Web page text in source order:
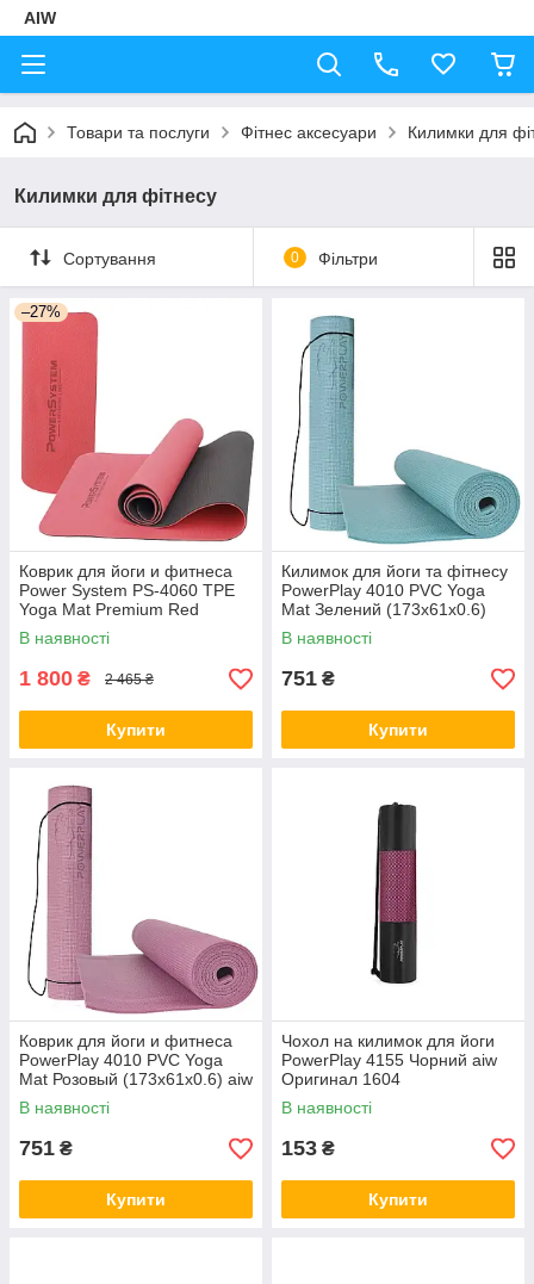
AIW
Товари та послуги Фітнес аксесуари Килимки для
Килимки для фітнесу
Сортування 0 Фільтри
–27%
Коврик для йоги и фитнеса
Power System PS-4060 TPE
Yoga Mat Premium Red
(183х61х0.6) aiw Оригинал
2703
В наявності
1 800 ₴ 2 465 ₴
Купити
Килимок для йоги та фітнесу
PowerPlay 4010 PVC Yoga
Mat Зелений (173x61x0.6)
aiw Оригинал 2742
В наявності
751 ₴
Купити
Коврик для йоги и фитнеса
PowerPlay 4010 PVC Yoga
Mat Розовый (173x61x0.6) aiw
Оригинал 2743
В наявності
751 ₴
Купити
Чохол на килимок для йоги
PowerPlay 4155 Чорний aiw
Оригинал 1604
В наявності
153 ₴
Купити